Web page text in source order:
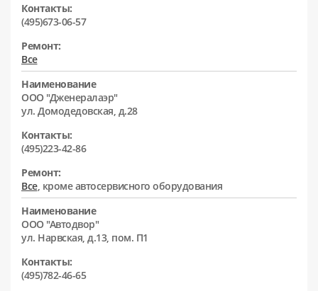
Контакты:
(495)673-06-57
Ремонт:
Все
Наименование
ООО "Дженералаэр"
ул. Домодедовская, д.28
Контакты:
(495)223-42-86
Ремонт:
Все, кроме автосервисного оборудования
Наименование
ООО "Автодвор"
ул. Нарвская, д.13, пом. П1
Контакты:
(495)782-46-65